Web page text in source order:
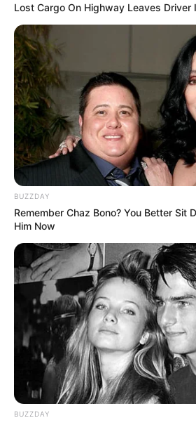
Lost Cargo On Highway Leaves Driver
BUZZDAY
Remember Chaz Bono? You Better Sit
Him Now
BUZZDAY